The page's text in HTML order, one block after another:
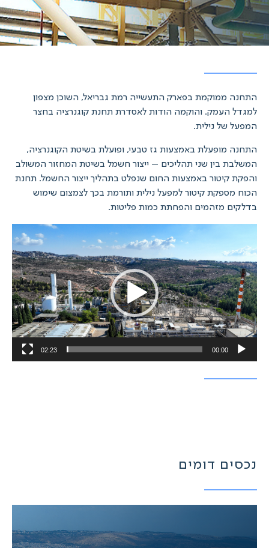
התחנה ממוקמת בפארק התעשייה רמת גבריאל, השוכן מצפון
למגדל העמק. והוקמה הודות לאסדרת תחנת קוגנרציה בחצר
המפעל של נילית.
התחנה מופעלת באמצעות גז טבעי, ופועלת בשיטת הקוגנרציה,
המשלבת בין שני תהליכים – ייצור חשמל בשיטת המחזור המשולב
והפקת קיטור באמצעות החום שנפלט בתהליך ייצור החשמל. תחנת
הכוח מספקת קיטור למפעל נילית ותורמת בכך לצמצום שימוש
בדלקים מזהמים והפחתת כמות פליטות.
וידאו
00:00
02:23
נכסים דומים